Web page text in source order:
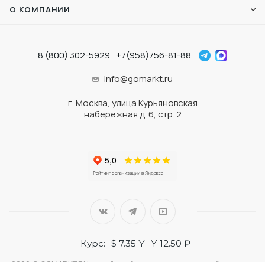
О КОМПАНИИ
8 (800) 302-5929 +7(958)756-81-88
info@gomarkt.ru
г. Москва, улица Курьяновская
набережная д. 6, стр. 2
Курс: $ 7.35 ¥ ¥ 12.50 ₽